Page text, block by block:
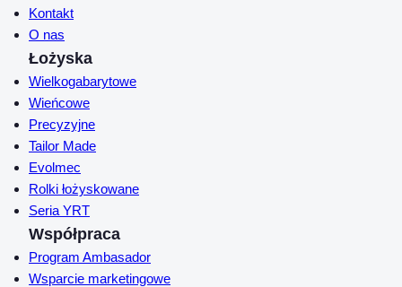
Kontakt
O nas
Łożyska
Wielkogabarytowe
Wieńcowe
Precyzyjne
Tailor Made
Evolmec
Rolki łożyskowane
Seria YRT
Współpraca
Program Ambasador
Wsparcie marketingowe